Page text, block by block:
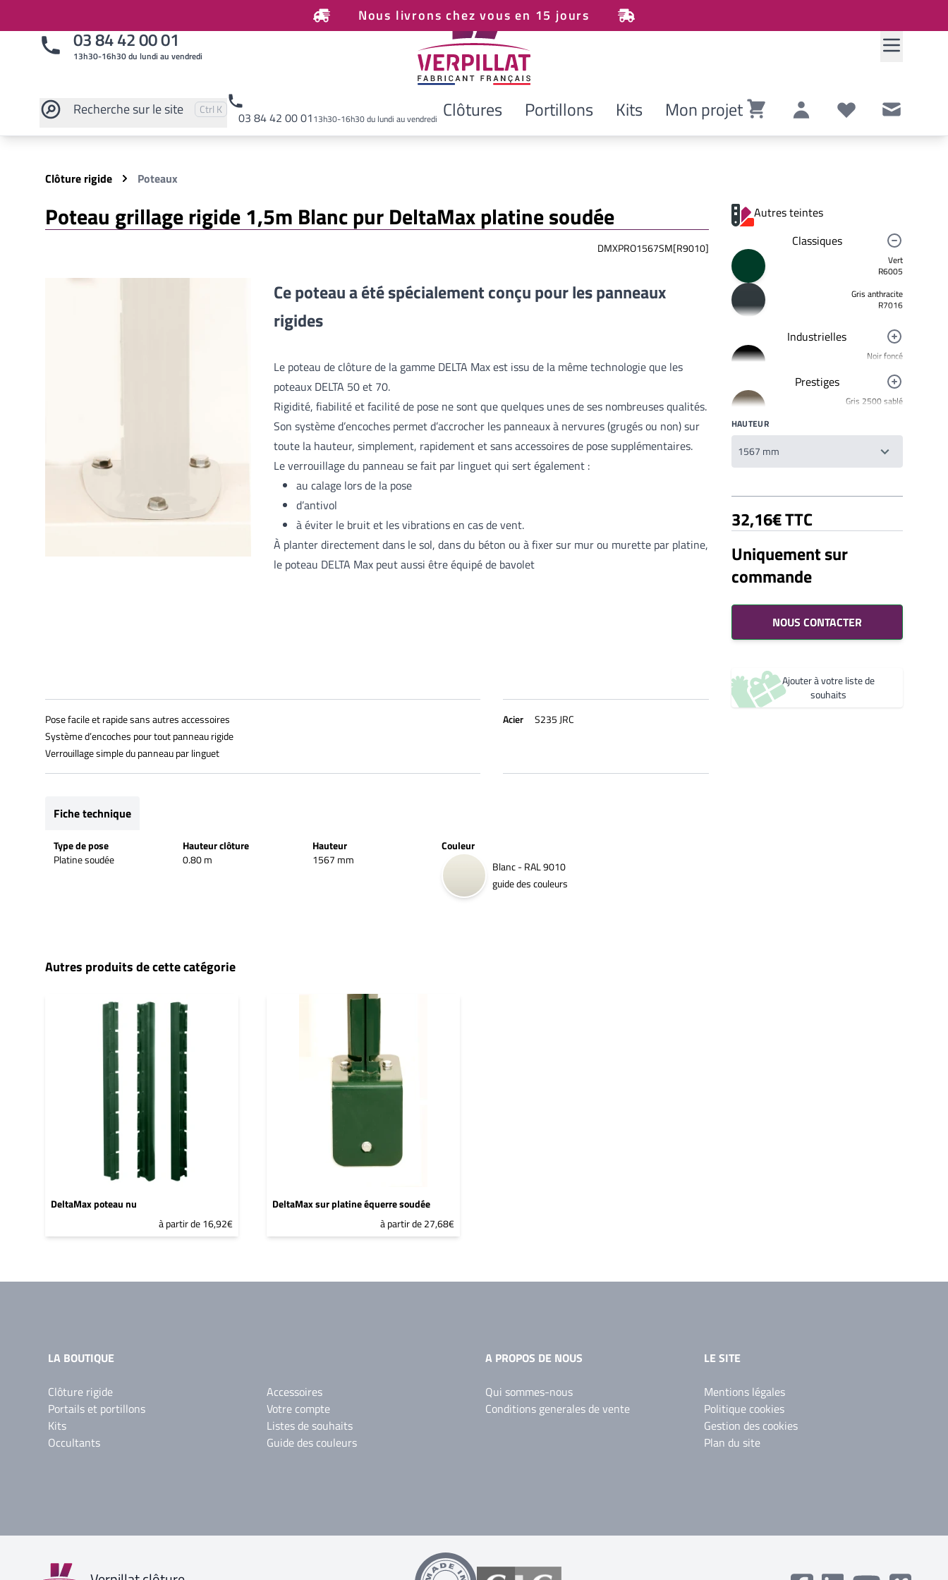
Nous livrons chez vous en 15 jours
03 84 42 00 01
13h30-16h30 du lundi au vendredi
Recherchesur le site Pressez
Ctrl et
K pour rechercher
03 84 42 00 0113h30-16h30 du lundi au vendredi Clôtures Portillons Kits Mon projet
Rechercher sur le site
Clôture rigide Poteaux
Poteau grillage rigide 1,5m Blanc pur DeltaMax platine soudée
DMXPRO1567SM[R9010]
Ce poteau a été spécialement conçu pour les panneaux
rigides
Le poteau de clôture de la gamme DELTA Max est issu de la même technologie que les
poteaux DELTA 50 et 70.
Rigidité, fiabilité et facilité de pose ne sont que quelques unes de ses nombreuses qualités.
Son système d’encoches permet d’accrocher les panneaux à nervures (grugés ou non) sur
toute la hauteur, simplement, rapidement et sans accessoires de pose supplémentaires.
Le verrouillage du panneau se fait par linguet qui sert également :
au calage lors de la pose
d’antivol
à éviter le bruit et les vibrations en cas de vent.
À planter directement dans le sol, dans du béton ou à fixer sur mur ou murette par platine,
le poteau DELTA Max peut aussi être équipé de bavolet
Pose facile et rapide sans autres accessoires
Système d’encoches pour tout panneau rigide
Verrouillage simple du panneau par linguet
Acier S235 JRC
Fiche technique
Type de pose
Platine soudée
Hauteur clôture
0.80 m
Hauteur
1567 mm
Couleur
Blanc - RAL 9010
guide des couleurs
Autres teintes
Classiques
Vert
R6005
Gris anthracite
R7016
Industrielles
Noir foncé
Jaune signalisation
R1023
R3020
Prestiges
Gris 2500 sablé
Bronze 2525
YW283F
Mars 2525 Sablé
Gris 2900 Sablé
Bleu 2600 Sablé
YW360F
HAUTEUR
32,16€ TTC
Uniquement sur
commande
NOUS CONTACTER
Votre liste de souhaits
0,00€
Ajouter à votre liste de
souhaits
Autres produits de cette catégorie
DeltaMax poteau nu
à partir de 16,92€
DeltaMax sur platine équerre soudée
à partir de 27,68€
LA BOUTIQUE
Clôture rigide
Portails et portillons
Kits
Occultants
Accessoires
Votre compte
Listes de souhaits
Guide des couleurs
A PROPOS DE NOUS
Qui sommes-nous
Conditions generales de vente
LE SITE
Mentions légales
Politique cookies
Gestion des cookies
Plan du site